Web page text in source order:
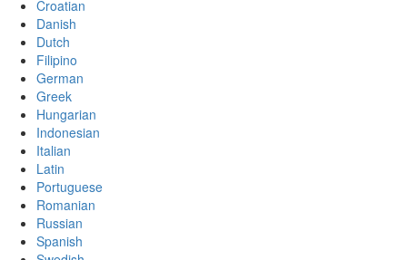
Croatian
Danish
Dutch
Filipino
German
Greek
Hungarian
Indonesian
Italian
Latin
Portuguese
Romanian
Russian
Spanish